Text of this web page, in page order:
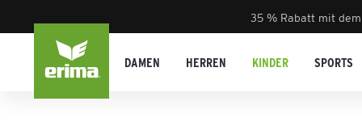
35 % Rabatt mit
DAMEN HERREN KINDER SPORTS